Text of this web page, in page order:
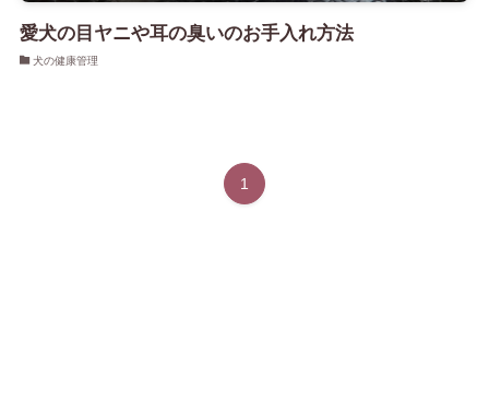
愛犬の目ヤニや耳の臭いのお手入れ方法
犬の健康管理
1